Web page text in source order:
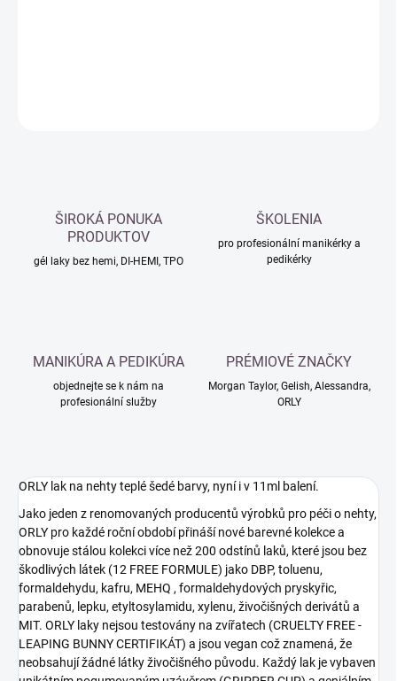
ŠIROKÁ PONUKA
PRODUKTOV
gél laky bez hemi, DI-HEMI, TPO
ŠKOLENIA
pro profesionální manikérky a
pedikérky
MANIKÚRA A PEDIKÚRA
objednejte se k nám na
profesionální služby
PRÉMIOVÉ ZNAČKY
Morgan Taylor, Gelish, Alessandra,
ORLY
ORLY lak na nehty teplé šedé barvy, nyní i v 11ml balení.
Jako jeden z renomovaných producentů výrobků pro péči o nehty,
ORLY pro každé roční období přináší nové barevné kolekce a
obnovuje stálou kolekci více než 200 odstínů laků, které jsou bez
škodlivých látek (12 FREE FORMULE) jako DBP, toluenu,
formaldehydu, kafru, MEHQ , formaldehydových pryskyřic,
parabenů, lepku, etyltosylamidu, xylenu, živočišných derivátů a
MIT. ORLY laky nejsou testovány na zvířatech (CRUELTY FREE -
LEAPING BUNNY CERTIFIKÁT) a jsou vegan což znamená, že
neobsahují žádné látky živočišného původu. Každý lak je vybaven